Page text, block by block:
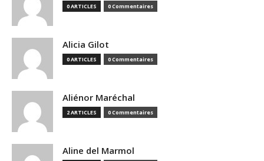
0 ARTICLES 0 Commentaires
Alicia Gilot
0 ARTICLES 0 Commentaires
Aliénor Maréchal
2 ARTICLES 0 Commentaires
Aline del Marmol